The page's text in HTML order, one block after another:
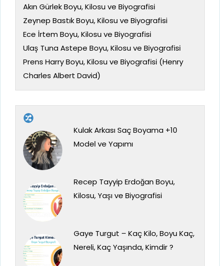
Akın Gürlek Boyu, Kilosu ve Biyografisi
Zeynep Bastık Boyu, Kilosu ve Biyografisi
Ece İrtem Boyu, Kilosu ve Biyografisi
Ulaş Tuna Astepe Boyu, Kilosu ve Biyografisi
Prens Harry Boyu, Kilosu ve Biyografisi (Henry
Charles Albert David)
Kulak Arkası Saç Boyama +10
Model ve Yapımı
Recep Tayyip Erdoğan Boyu,
Kilosu, Yaşı ve Biyografisi
Gaye Turgut – Kaç Kilo, Boyu Kaç,
Nereli, Kaç Yaşında, Kimdir ?